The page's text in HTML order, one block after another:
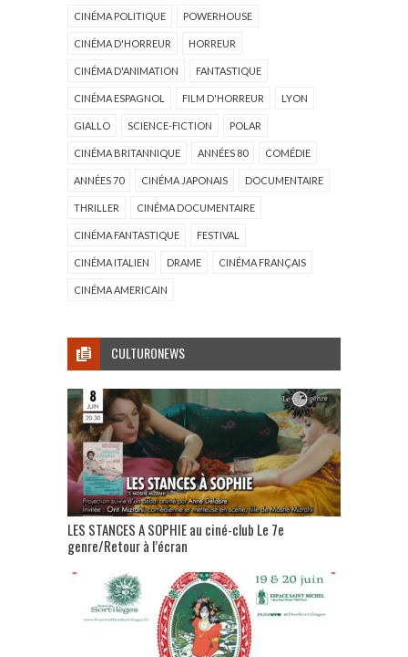
CINÉMA POLITIQUE POWERHOUSE
CINÉMA D'HORREUR HORREUR
CINÉMA D'ANIMATION FANTASTIQUE
CINÉMA ESPAGNOL FILM D'HORREUR LYON
GIALLO SCIENCE-FICTION POLAR
CINÉMA BRITANNIQUE ANNÉES 80 COMÉDIE
ANNÉES 70 CINÉMA JAPONAIS DOCUMENTAIRE
THRILLER CINÉMA DOCUMENTAIRE
CINÉMA FANTASTIQUE FESTIVAL
CINÉMA ITALIEN DRAME CINÉMA FRANÇAIS
CINÉMA AMERICAIN
CULTURONEWS
LES STANCES A SOPHIE au ciné-club Le 7e
genre/Retour à l’écran